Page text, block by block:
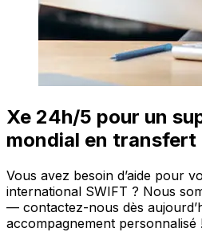
Xe 24h/5 pour un
mondial en transfert
Vous avez besoin d’aide pour
international SWIFT ? Nous
— contactez-nous dès
accompagnement personnalisé